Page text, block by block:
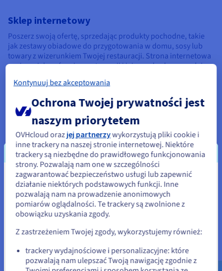
Sklep internetowy
Poszerz swoją ofertę, sprzedając produkty pochodne, takie
jak zestawy obiadowe do przygotowania w domu, sosy lub
towary z wizerunkiem Twojej restauracji. Strona internetowa
może zwiększyć zasięg restauracji i jej przychody, pozwalając
Każda z tych opcji stanowi unikalną okazję do wyróżnienia
Twojej restauracji oraz przyciągnięcia większej liczby klientów
poprzez skuteczną i angażującą obecność w sieci, przy
jednoczesnym wykorzystaniu narzędzi do tworzenia
podstron i odpowiednich szablonów.
Niezbędne funkcje do stworzenia
strony internetowej restauracji
Dobrze zaprojektowana strona WWW to potężne narzędzie
Wydaje się, że znajdujesz się w
Stany Zjednoczone
Jeśli chcesz złożyć zamówienie w Stany Zjednoczone, wyszukaj
Go to Stany Zjednoczone website
us.ovhcloud.com/
Angielski USD - $
Kontynuuj bez akceptowania
Ochrona Twojej prywatności jest
naszym priorytetem
OVHcloud oraz jej partnerzywykorzystują pliki cookie i
inne trackery na naszej stronie internetowej. Niektóre
trackery są niezbędne do prawidłowego funkcjonowania
strony. Pozwalają nam one w szczególności
zagwarantować bezpieczeństwo usługi lub zapewnić
działanie niektórych podstawowych funkcji. Inne
pozwalają nam na prowadzenie anonimowych
pomiarów oglądalności. Te trackery są zwolnione z
obowiązku uzyskania zgody.
Z zastrzeżeniem Twojej zgody, wykorzystujemy również:
trackery wydajnościowe i personalizacyjne: które
pozwalają nam ulepszać Twoją nawigację zgodnie z